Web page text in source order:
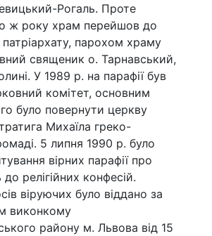
Рогаль. Проте
ж року храм перейшов до
парохом храму
священик о. Тарнавський,
У 1989 р. на парафії був
комітет, основним
було повернути церкву
Михаїла греко-
5 липня 1990 р. було
вірних парафії про
релігійних конфесій.
віруючих було віддано за
виконкому
району м. Львова від 15